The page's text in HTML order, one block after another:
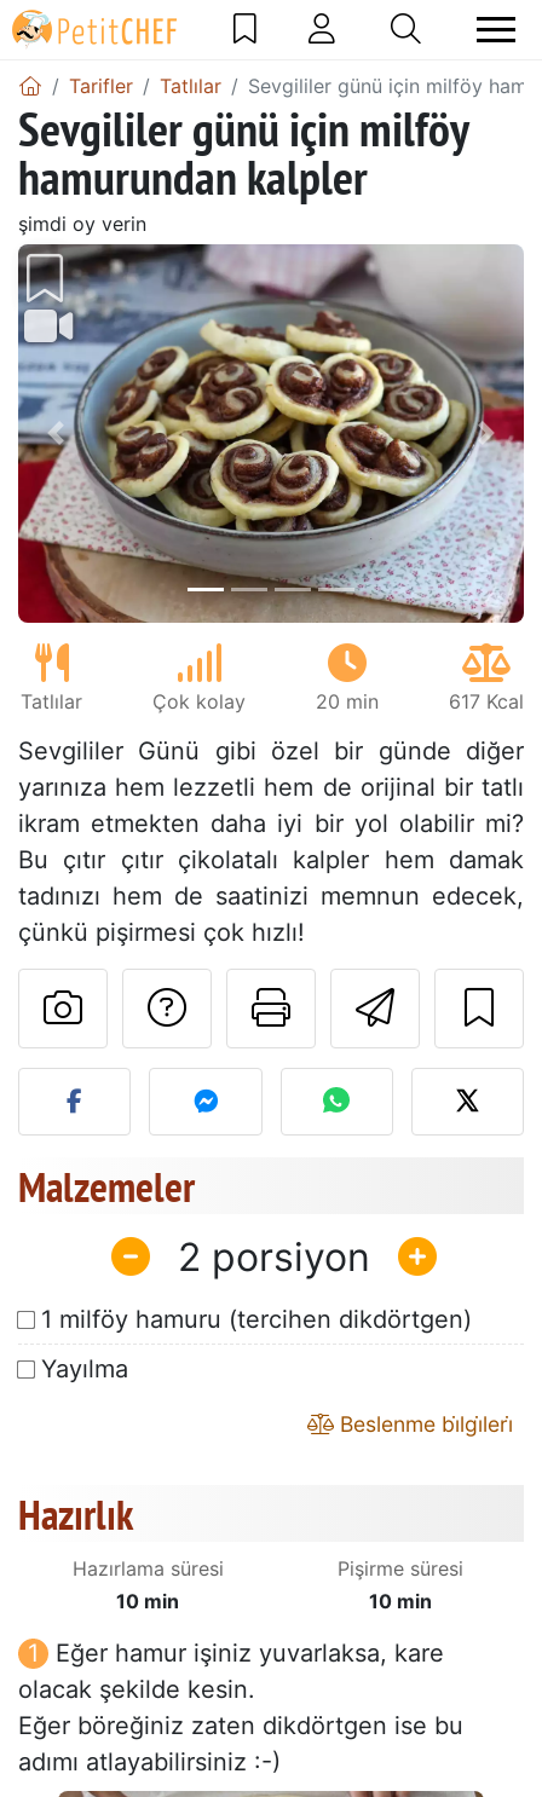
Tarifler Tatlılar Sevgililer günü için milföy
Sevgililer günü için milföy
hamurundan kalpler
şimdi oy verin
Önceki
Tatlılar Çok kolay 20 min 617 Kcal
Sevgililer Günü gibi özel bir günde diğer
yarınıza hem lezzetli hem de orijinal bir tatlı
ikram etmekten daha iyi bir yol olabilir mi?
Bu çıtır çıtır çikolatalı kalpler hem damak
tadınızı hem de saatinizi memnun edecek,
çünkü pişirmesi çok hızlı!
Bu sayfayı
Tarif sahibine bir
Bu tarifin fotoğrafını
Malzemeler
2
1 milföy hamuru (tercihen dikdörtgen)
Yayılma
Beslenme bi̇lgi̇leri̇
Hazırlık
Hazırlama süresi
10 min
Pişirme süresi
10 min
Eğer hamur işiniz yuvarlaksa, kare
olacak şekilde kesin.
Eğer böreğiniz zaten dikdörtgen ise bu
adımı atlayabilirsiniz :-)